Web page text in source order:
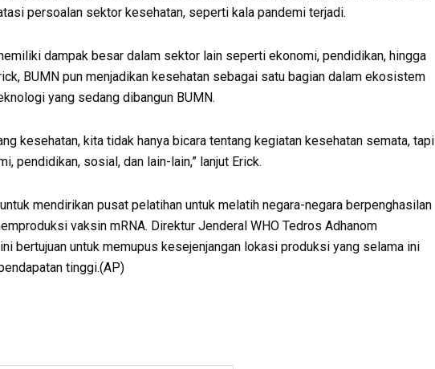
persoalan sektor kesehatan, seperti kala pandemi terjadi.
dampak besar dalam sektor lain seperti ekonomi, pendidikan, hingga
BUMN pun menjadikan kesehatan sebagai satu bagian dalam ekosistem
yang sedang dibangun BUMN.
kesehatan, kita tidak hanya bicara tentang kegiatan kesehatan semata, tapi
pendidikan, sosial, dan lain-lain,” lanjut Erick.
mendirikan pusat pelatihan untuk melatih negara-negara berpenghasilan
vaksin mRNA. Direktur Jenderal WHO Tedros Adhanom
bertujuan untuk memupus kesejenjangan lokasi produksi yang selama ini
tinggi.(AP)